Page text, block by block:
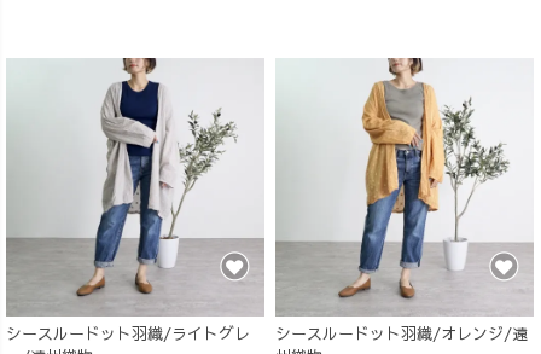
シースルードット羽織/ライトグレ
シースルードット羽織/オレンジ/遠